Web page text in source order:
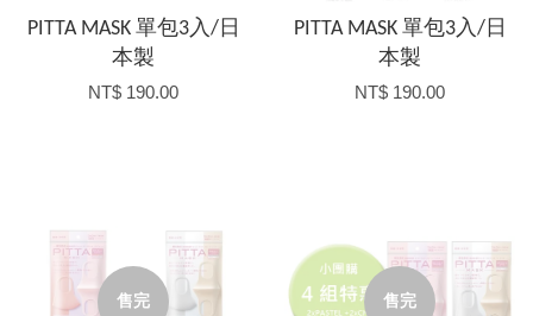
PITTA MASK 單包3入/日
本製
NT$ 190.00
PITTA MASK 單包3入/日
本製
NT$ 190.00
售完 售完